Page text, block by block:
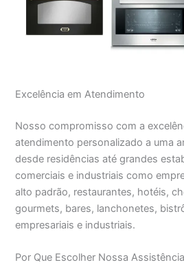
Excelência em Atendimento
Nosso compromisso com a
atendimento personalizado a uma
desde residências até grandes
comerciais e industriais como
alto padrão, restaurantes, hotéis,
gourmets, bares, lanchonetes,
empresariais e industriais.
Por Que Escolher Nossa